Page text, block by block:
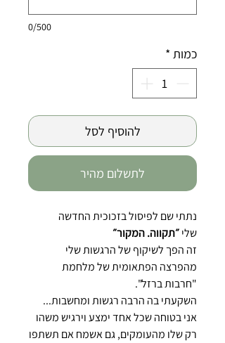
0/500
כמות*
להוסיף לסל
לתשלום מהיר
נתתי שם לפיסול בזכוכית החדשה
שלי״תקווה. המקור״
זה הפך לשיקוף של הרגשות שלי
מהפרצה הפתאומית של מלחמת
"חרבות ברזל".
השקעתי בה הרבה רגשות ומחשבות...
אני בטוחה שכל אחד ימצע וירגיש משהו
רק שלו מהעומקים, גם אשמח אם תשתפו